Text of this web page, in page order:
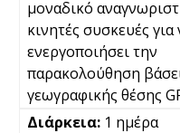
μοναδικό
κινητές συσκευές για
ενεργοποιήσει την
παρακολούθηση
γεωγραφικής θέσης
1 ημέρα